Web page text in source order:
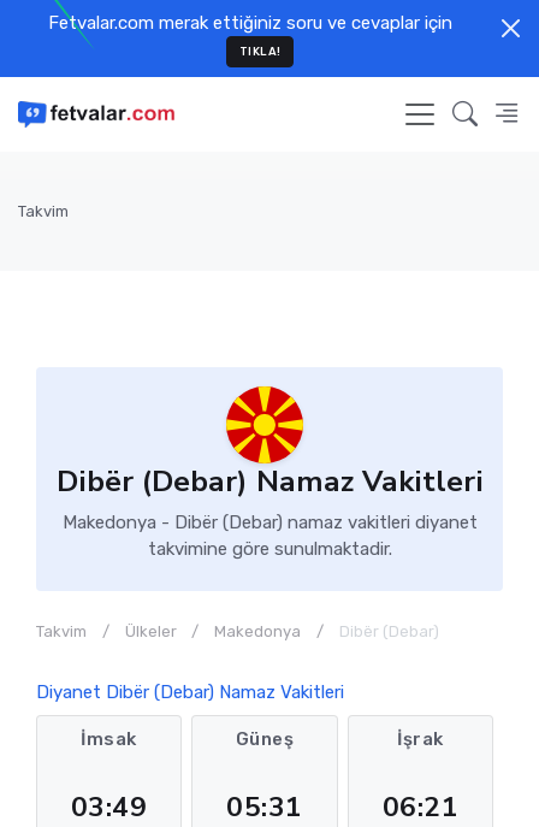
Fetvalar.com merak ettiğiniz soru ve cevaplar için
TIKLA!
Takvim
Dibër (Debar) Namaz Vakitleri
Makedonya - Dibër (Debar) namaz vakitleri diyanet
takvimine göre sunulmaktadir.
Takvim Ülkeler Makedonya Dibër (Debar)
Diyanet Dibër (Debar) Namaz Vakitleri
İmsak
03:49
Güneş
05:31
İşrak
06:21